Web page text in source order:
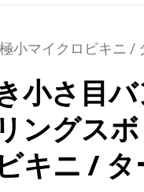
小マイクロビキニ /
小さ目
ングス
キニ /